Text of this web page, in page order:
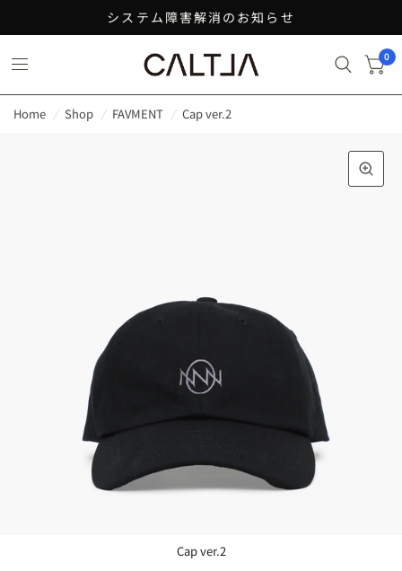
システム障害解消のお知らせ
0
Home / Shop / FAVMENT / Cap ver.2
Cap ver.2